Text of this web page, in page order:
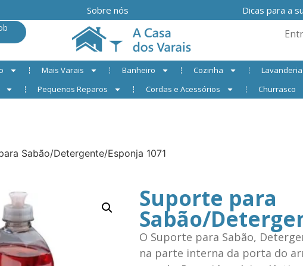
Sobre nós Dicas para a
Mais Varais Banheiro Cozinha Lavanderia
Pequenos Reparos Cordas e Acessórios Churrasco
Sabão/Detergente/Esponja 1071
Suporte para
Sabão/
O Suporte para Sabão,
na parte interna da porta do